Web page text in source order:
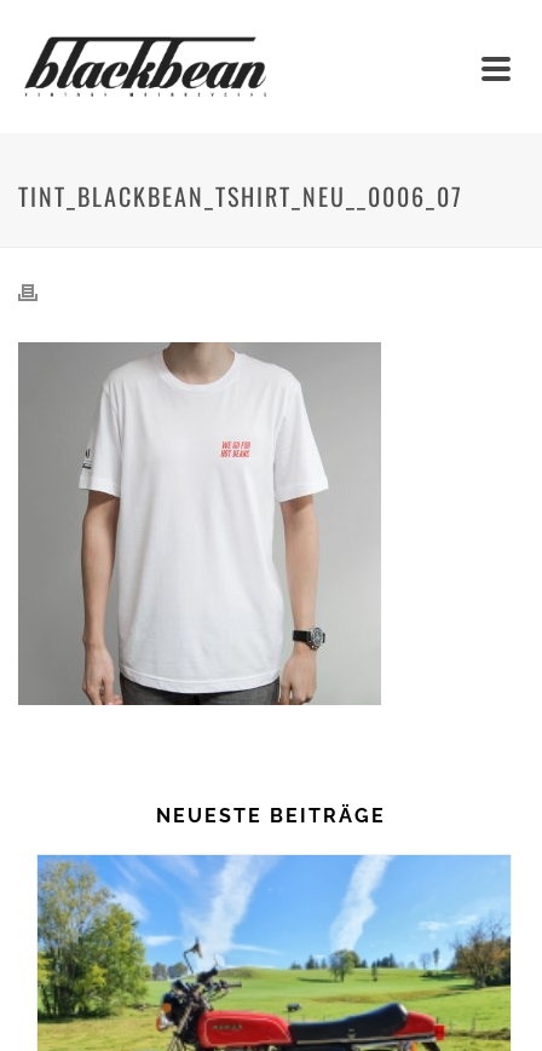
TINT_BLACKBEAN_TSHIRT_NEU__0006_07
NEUESTE BEITRÄGE